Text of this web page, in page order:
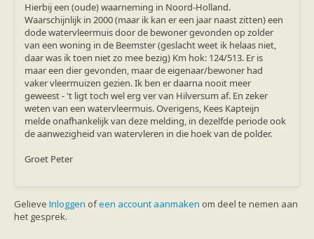
Hierbij een (oude) waarneming in Noord-Holland.
Waarschijnlijk in 2000 (maar ik kan er een jaar naast zitten) een
dode watervleermuis door de bewoner gevonden op zolder
van een woning in de Beemster (geslacht weet ik helaas niet,
daar was ik toen niet zo mee bezig) Km hok: 124/513. Er is
maar een dier gevonden, maar de eigenaar/bewoner had
vaker vleermuizen gezien. Ik ben er daarna nooit meer
geweest - 't ligt toch wel erg ver van Hilversum af. En zeker
weten van een watervleermuis. Overigens, Kees Kapteijn
melde onafhankelijk van deze melding, in dezelfde periode ook
de aanwezigheid van watervleren in die hoek van de polder.
Groet Peter
Gelieve Inloggen ofeen account aanmaken om deel te nemen aan
het gesprek.